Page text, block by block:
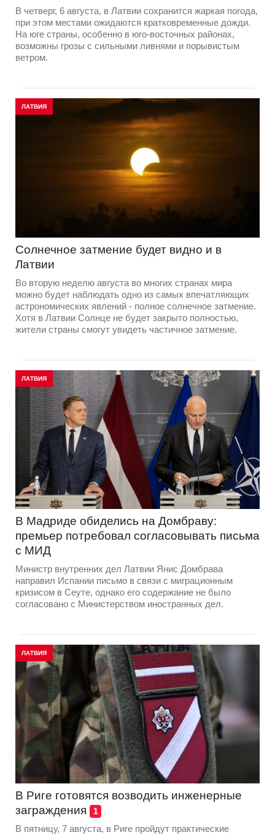
В четверг, 6 августа, в Латвии сохранится жаркая погода,
при этом местами ожидаются кратковременные дожди.
На юге страны, особенно в юго-восточных районах,
возможны грозы с сильными ливнями и порывистым
ветром.
ЛАТВИЯ
Солнечное затмение будет видно и в
Латвии
Во вторую неделю августа во многих странах мира
можно будет наблюдать одно из самых впечатляющих
астрономических явлений - полное солнечное затмение.
Хотя в Латвии Солнце не будет закрыто полностью,
жители страны смогут увидеть частичное затмение.
ЛАТВИЯ
В Мадриде обиделись на Домбраву:
премьер потребовал согласовывать письма
с МИД
Министр внутренних дел Латвии Янис Домбрава
направил Испании письмо в связи с миграционным
кризисом в Сеуте, однако его содержание не было
согласовано с Министерством иностранных дел.
ЛАТВИЯ
В Риге готовятся возводить инженерные
заграждения
1
В пятницу, 7 августа, в Риге пройдут практические